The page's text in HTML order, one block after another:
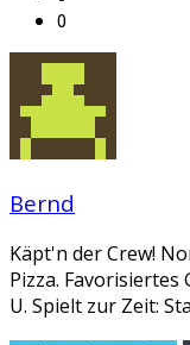
0
Bernd
Käpt'n der Crew!
Pizza. Favorisiertes
U. Spielt zur Zeit: